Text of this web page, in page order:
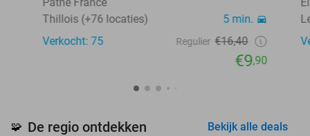
Thillois (+76 locaties)
5 min.
Verkocht: 75
Regulier €16,40
€9,90
🧩 De regio ontdekken Bekijk alle deals